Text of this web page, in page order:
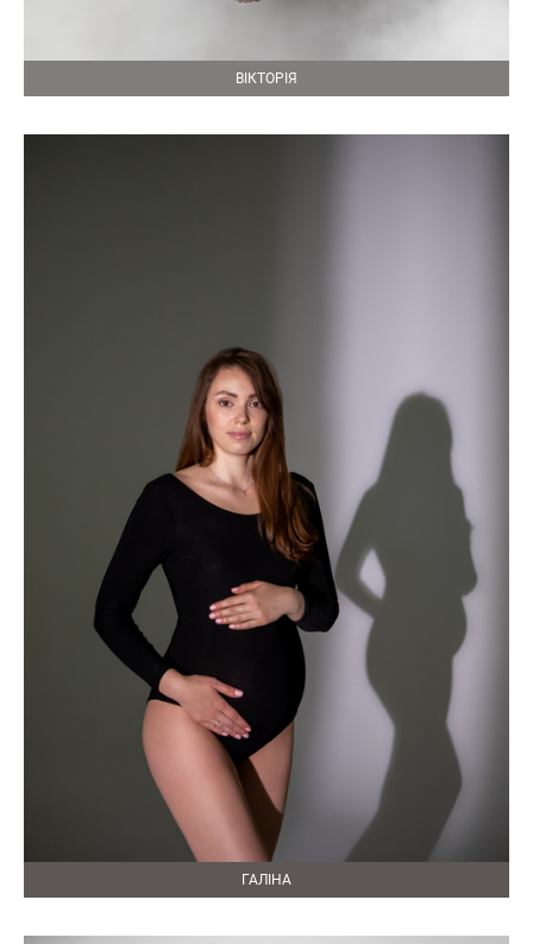
ВІКТОРІЯ
ГАЛІНА